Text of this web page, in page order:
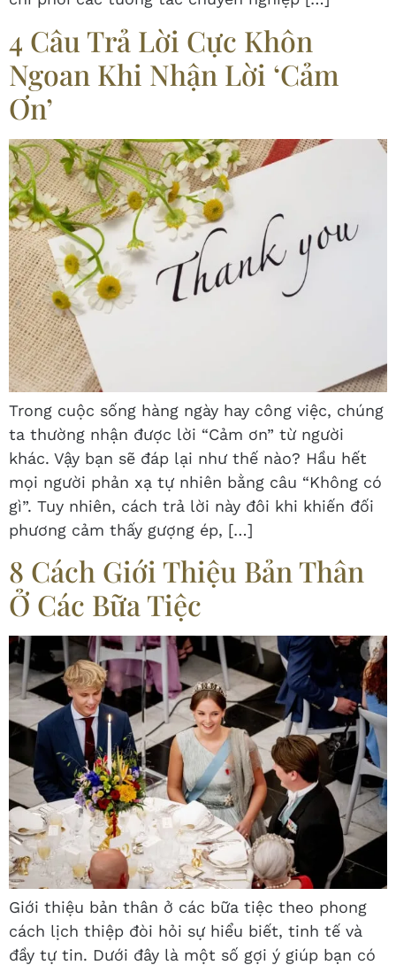
4 Câu Trả Lời Cực Khôn
Ngoan Khi Nhận Lời ‘Cảm
Ơn’
Trong cuộc sống hàng ngày hay công việc, chúng
ta thường nhận được lời “Cảm ơn” từ người
khác. Vậy bạn sẽ đáp lại như thế nào? Hầu hết
mọi người phản xạ tự nhiên bằng câu “Không có
gì”. Tuy nhiên, cách trả lời này đôi khi khiến đối
phương cảm thấy gượng ép, […]
8 Cách Giới Thiệu Bản Thân
Ở Các Bữa Tiệc
Giới thiệu bản thân ở các bữa tiệc theo phong
cách lịch thiệp đòi hỏi sự hiểu biết, tinh tế và
đầy tự tin. Dưới đây là một số gợi ý giúp bạn có